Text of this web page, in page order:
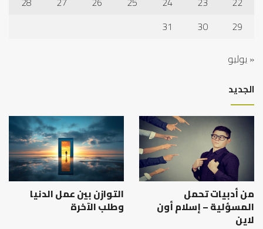
29
30
31
« يوليو
الجديد
من أدبيات تحمل
المسؤلية – إسلام أون
لاين
التوازن بين عمل الدنيا
وطلب الآخرة